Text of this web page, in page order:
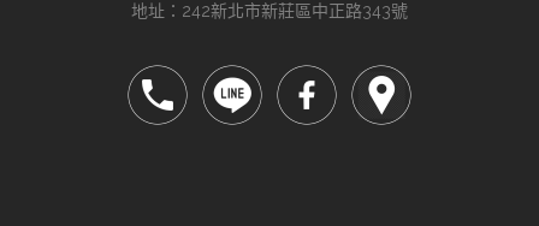
地址：242新北市新莊區中正路343號